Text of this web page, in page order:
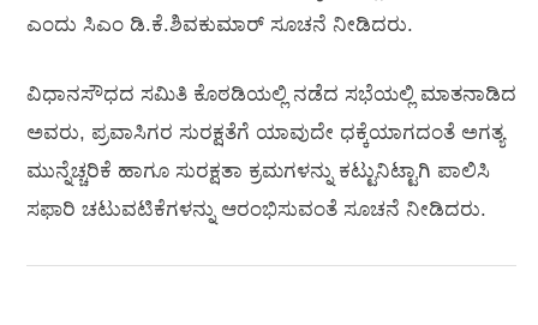
ಎಂದು ಸಿಎಂ ಡಿ.ಕೆ.ಶಿವಕುಮಾರ್‌ ಸೂಚನೆ ನೀಡಿದರು.
ವಿಧಾನಸೌಧದ ಸಮಿತಿ ಕೊಠಡಿಯಲ್ಲಿ ನಡೆದ ಸಭೆಯಲ್ಲಿ ಮಾತನಾಡಿದ
ಅವರು, ಪ್ರವಾಸಿಗರ ಸುರಕ್ಷತೆಗೆ ಯಾವುದೇ ಧಕ್ಕೆಯಾಗದಂತೆ ಅಗತ್ಯ
ಮುನ್ನೆಚ್ಚರಿಕೆ ಹಾಗೂ ಸುರಕ್ಷತಾ ಕ್ರಮಗಳನ್ನು ಕಟ್ಟುನಿಟ್ಟಾಗಿ ಪಾಲಿಸಿ
ಸಫಾರಿ ಚಟುವಟಿಕೆಗಳನ್ನು ಆರಂಭಿಸುವಂತೆ ಸೂಚನೆ ನೀಡಿದರು.